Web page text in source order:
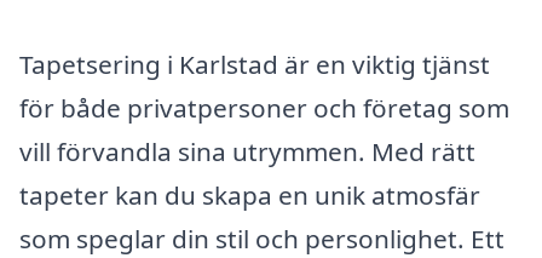
Tapetsering i Karlstad är en viktig tjänst
för både privatpersoner och företag som
vill förvandla sina utrymmen. Med rätt
tapeter kan du skapa en unik atmosfär
som speglar din stil och personlighet. Ett